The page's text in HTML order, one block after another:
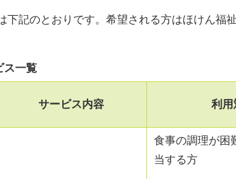
下記のとおりです。希望される方はほけん福
ス一覧
サービス内容 利用
食事の調理が困
当する方